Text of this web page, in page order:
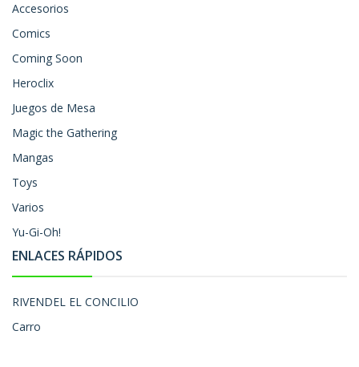
Accesorios
Comics
Coming Soon
Heroclix
Juegos de Mesa
Magic the Gathering
Mangas
Toys
Varios
Yu-Gi-Oh!
ENLACES RÁPIDOS
RIVENDEL EL CONCILIO
Carro